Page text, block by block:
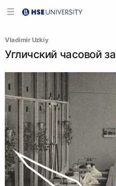
Vladimir Uzkiy
Угличский часовой